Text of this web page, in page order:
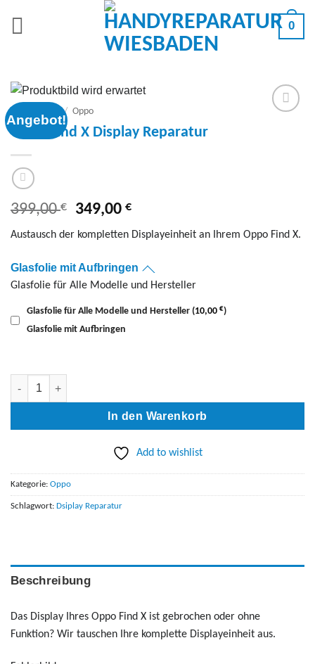
0
Angebot!
/ Oppo
Oppo Find X Display Reparatur
399,00€
Ursprünglicher
war:
399,00 €
349,00€Aktueller
ist:
Austausch der kompletten Displayeinheit an Ihrem Oppo Find X.
Glasfolie mit Aufbringen
Glasfolie für Alle Modelle und Hersteller
Glasfolie für Alle Modelle und Hersteller (10,00 €)
Glasfolie mit Aufbringen
Oppo Find X Display Reparatur Menge
In den Warenkorb
Add to wishlist
Kategorie: Oppo
Schlagwort: Dsiplay Reparatur
Beschreibung
Das Display Ihres Oppo Find X ist gebrochen oder ohne
Funktion? Wir tauschen Ihre komplette Displayeinheit aus.